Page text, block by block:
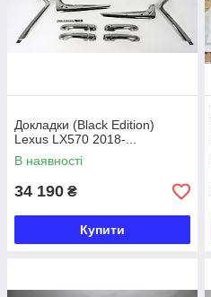
Докладки (Black Еdition)
Lexus LX570 2018-...
В наявності
34 190 ₴
Купити